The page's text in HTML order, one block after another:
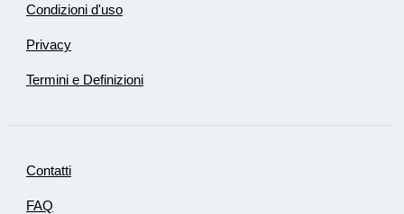
Condizioni d'uso
Privacy
Termini e Definizioni
Contatti
FAQ